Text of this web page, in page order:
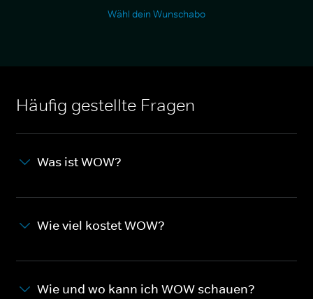
Wähl dein Wunschabo
Häufig gestellte Fragen
Was ist WOW?
Wie viel kostet WOW?
Wie und wo kann ich WOW schauen?